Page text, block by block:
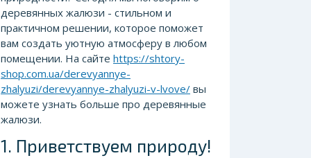
деревянных жалюзи - стильном и
практичном решении, которое поможет
вам создать уютную атмосферу в любом
помещении. На сайте https://shtory-
shop.com.ua/derevyannye-
zhalyuzi/derevyannye-zhalyuzi-v-lvove/ вы
можете узнать больше про деревянные
жалюзи.
1. Приветствуем природу!